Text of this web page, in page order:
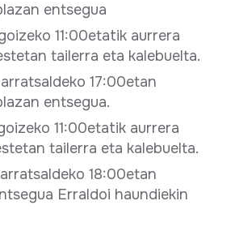
entsegua
11:00etatik aurrera
tailerra eta kalebuelta.
17:00etan
entsegua.
11:00etatik aurrera
tailerra eta kalebuelta.
18:00etan
Erraldoi haundiekin